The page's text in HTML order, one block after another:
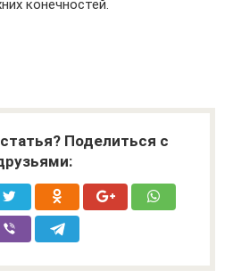
конечностей.
Поделиться с